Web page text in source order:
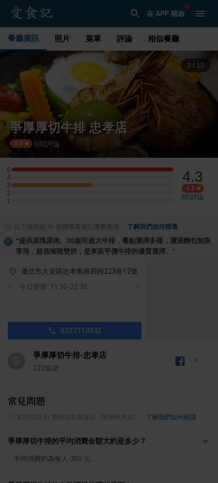
在 APP 開啟
餐廳資訊 照片 菜單 評論 相似餐廳
3 / 10
爭厚厚切牛排 忠孝店
4.3 ·8則評論
5
5 星：2 則評論
4
4 星：0 則評論
3
3 星：1 則評論
2
2 星：0 則評論
1
1 星：0 則評論
4.3
4.3
8則評論
以下資訊由 AI 從部落客食記彙整整理 了解我們如何精選
“提供原塊原肉、30盎司超大牛排，餐點選擇多樣，濃湯麵包無限
享用，超值海陸雙拼，是東區平價牛排的優質選擇。 ”
臺北市大安區忠孝東路四段223巷12號
今日營業: 11:30-22:30
0227110332
爭厚厚切牛排-忠孝店
222個讚
常見問題
本問答由 AI 整理自真實食記（附資料來源） 了解我們如何精選
爭厚厚切牛排的平均消費金額大約是多少？
平均消費約為每人 350 元。